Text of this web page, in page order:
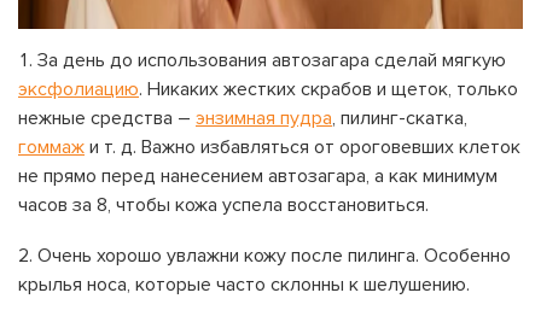
За день до использования автозагара сделай мягкую
эксфолиацию. Никаких жестких скрабов и щеток, только
нежные средства – энзимная пудра, пилинг-скатка,
гоммаж и т. д. Важно избавляться от ороговевших клеток
не прямо перед нанесением автозагара, а как минимум
часов за 8, чтобы кожа успела восстановиться.
Очень хорошо увлажни кожу после пилинга. Особенно
крылья носа, которые часто склонны к шелушению.